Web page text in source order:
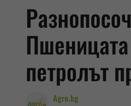
петролът
Agro.bg